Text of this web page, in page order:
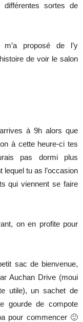
sortes de
proposé de l’y
de voir le salon
arrives à 9h alors que
à cette heure-ci tes
pas dormi plus
lequel tu as l’occasion
qui viennent se faire
on en profite pour
sac de bienvenue,
Auchan Drive (moui
utile), un sachet de
gourde de compote
pour commencer 🙂